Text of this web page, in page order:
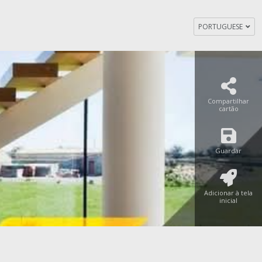
PORTUGUESE
Compartilhar
cartão
Guardar
Adicionar à tela
inicial